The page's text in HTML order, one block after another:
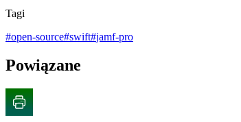
Tagi
#open-source#swift#jamf-pro
Powiązane